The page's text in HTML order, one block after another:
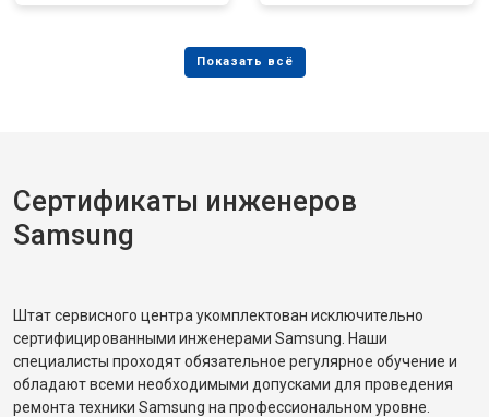
Сертификаты инженеров
Samsung
Штат сервисного центра укомплектован исключительно
сертифицированными инженерами Samsung. Наши
специалисты проходят обязательное регулярное обучение и
обладают всеми необходимыми допусками для проведения
ремонта техники Samsung на профессиональном уровне.